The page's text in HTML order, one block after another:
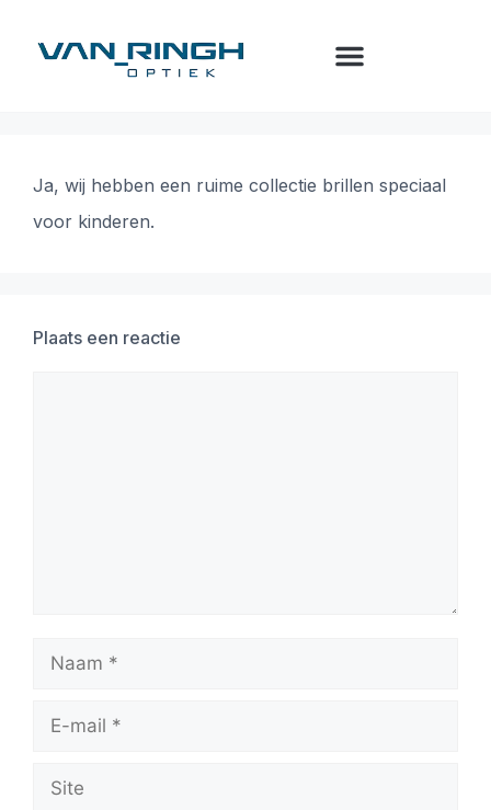
Ja, wij hebben een ruime collectie brillen speciaal
voor kinderen.
Plaats een reactie